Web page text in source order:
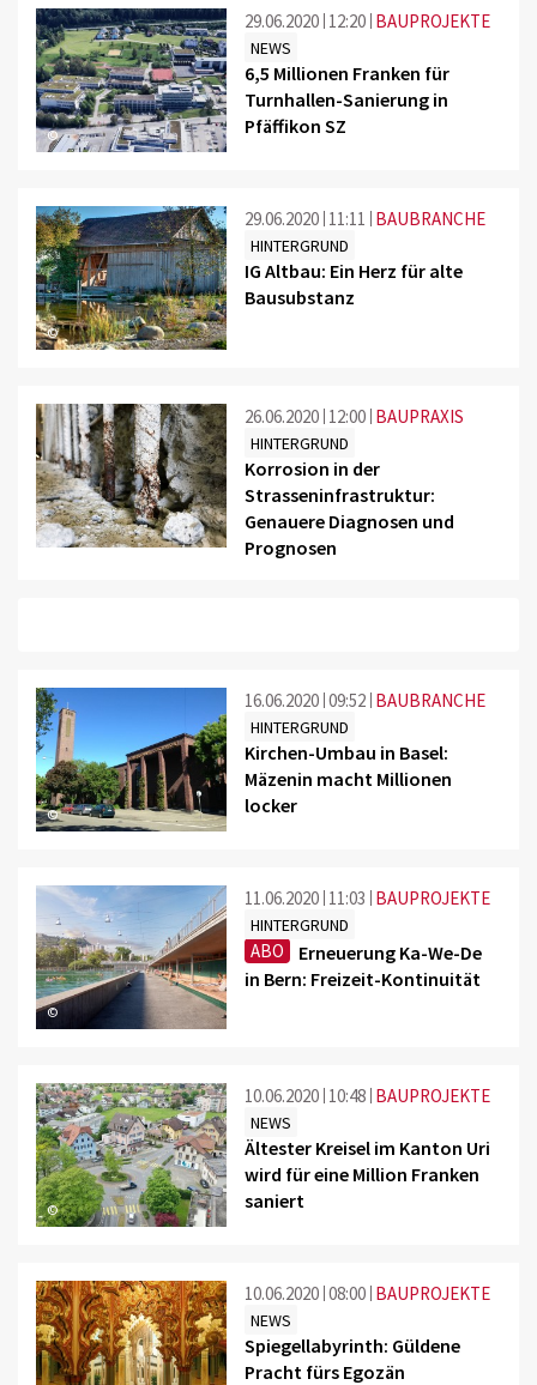
©
29.06.2020 12:20 BAUPROJEKTE
NEWS
6,5 Millionen Franken für
Turnhallen-Sanierung in
Pfäffikon SZ
©
29.06.2020 11:11 BAUBRANCHE
HINTERGRUND
IG Altbau: Ein Herz für alte
Bausubstanz
26.06.2020 12:00 BAUPRAXIS
HINTERGRUND
Korrosion in der
Strasseninfrastruktur:
Genauere Diagnosen und
Prognosen
©
16.06.2020 09:52 BAUBRANCHE
HINTERGRUND
Kirchen-Umbau in Basel:
Mäzenin macht Millionen
locker
©
11.06.2020 11:03 BAUPROJEKTE
HINTERGRUND
ABO
Erneuerung Ka-We-De
in Bern: Freizeit-Kontinuität
©
10.06.2020 10:48 BAUPROJEKTE
NEWS
Ältester Kreisel im Kanton Uri
wird für eine Million Franken
saniert
10.06.2020 08:00 BAUPROJEKTE
NEWS
Spiegellabyrinth: Güldene
Pracht fürs Egozän